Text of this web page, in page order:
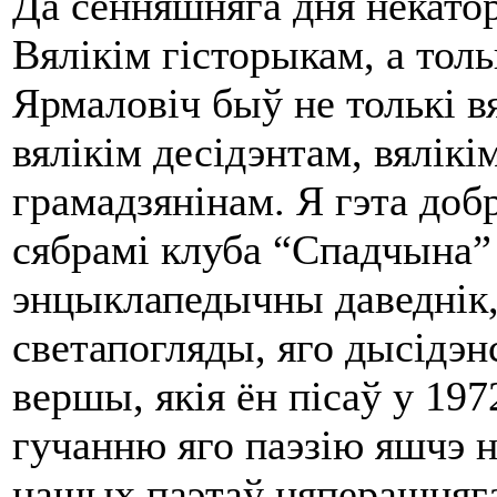
Вялікім гісторыкам, а
Ярмаловіч быў не толькі
вялікім десідэнтам,
грамадзянінам. Я гэта
сябрамі клуба
энцыклапедычны
светапогляды, яго
вершы, якія ён пісаў у
гучанню яго паэзію яшчэ